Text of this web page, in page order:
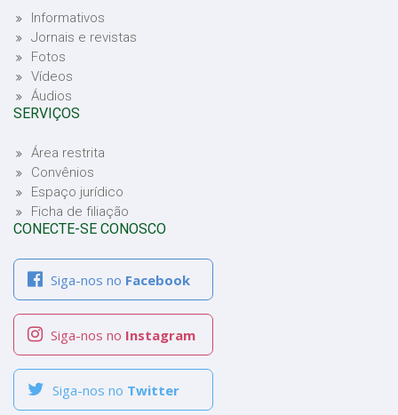
Informativos
Jornais e revistas
Fotos
Vídeos
Áudios
SERVIÇOS
Área restrita
Convênios
Espaço jurídico
Ficha de filiação
CONECTE-SE CONOSCO
Siga-nos no Facebook
Siga-nos no Instagram
Siga-nos no Twitter